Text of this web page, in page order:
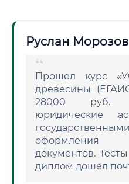
Руслан Морозов
Прошел курс
древесины
28000 руб.
юридические
оформления
документов.
диплом дошел